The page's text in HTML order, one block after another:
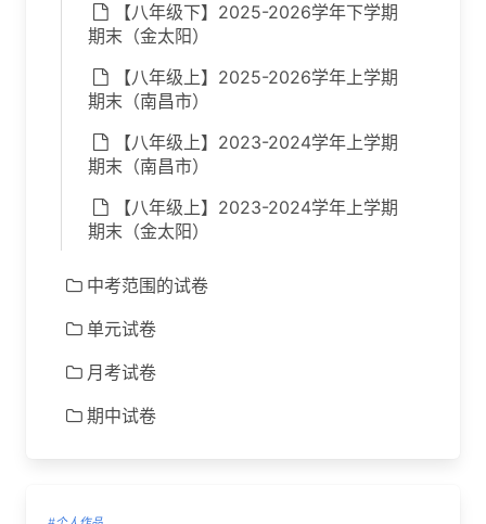
【八年级下】2025-2026学年下学期
期末（金太阳）
【八年级上】2025-2026学年上学期
期末（南昌市）
【八年级上】2023-2024学年上学期
期末（南昌市）
【八年级上】2023-2024学年上学期
期末（金太阳）
中考范围的试卷
单元试卷
月考试卷
期中试卷